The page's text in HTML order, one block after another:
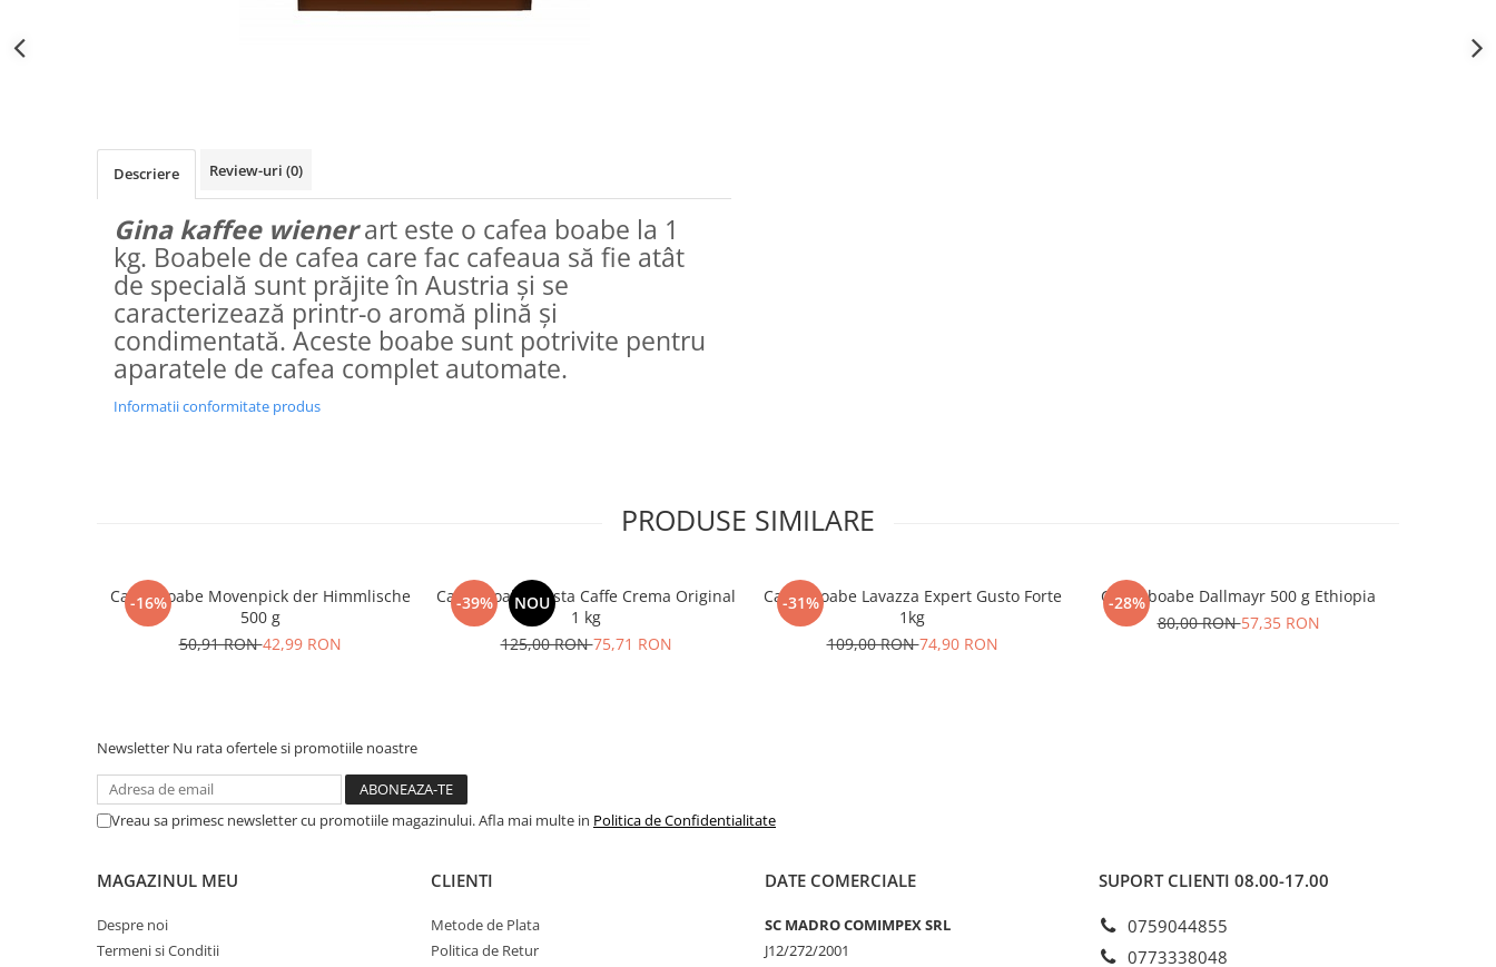
Descriere Review-uri (0)
Gina kaffee wiener art este o cafea boabe la 1
kg. Boabele de cafea care fac cafeaua să fie atât
de specială sunt prăjite în Austria și se
caracterizează printr-o aromă plină și
condimentată. Aceste boabe sunt potrivite pentru
aparatele de cafea complet automate.
Informatii conformitate produs
PRODUSE SIMILARE
-16%
Cafea boabe Movenpick der Himmlische
500 g
50,91 RON42,99 RON
-39% NOU
Cafea boabe Costa Caffe Crema Original
1 kg
125,00 RON75,71 RON
-31%
Cafea boabe Lavazza Expert Gusto Forte
1kg
109,00 RON74,90 RON
-28%
Cafea boabe Dallmayr 500 g Ethiopia
80,00 RON57,35 RON
Newsletter Nu rata ofertele si promotiile noastre
Vreau sa primesc newsletter cu promotiile magazinului. Afla mai multe in Politica de Confidentialitate
MAGAZINUL MEU
Despre noi
Termeni si Conditii
CLIENTI
Metode de Plata
Politica de Retur
DATE COMERCIALE
SC MADRO COMIMPEX SRL
J12/272/2001
SUPORT CLIENTI 08.00-17.00
0759044855
0773338048